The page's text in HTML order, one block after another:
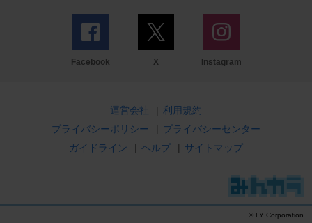
Facebook X Instagram
運営会社 | 利用規約
プライバシーポリシー
| プライバシーセンター
ガイドライン
| ヘルプ | サイトマップ
© LY Corporation